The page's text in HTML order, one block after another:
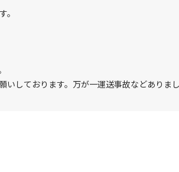
。
しております。万が一運送事故などありま